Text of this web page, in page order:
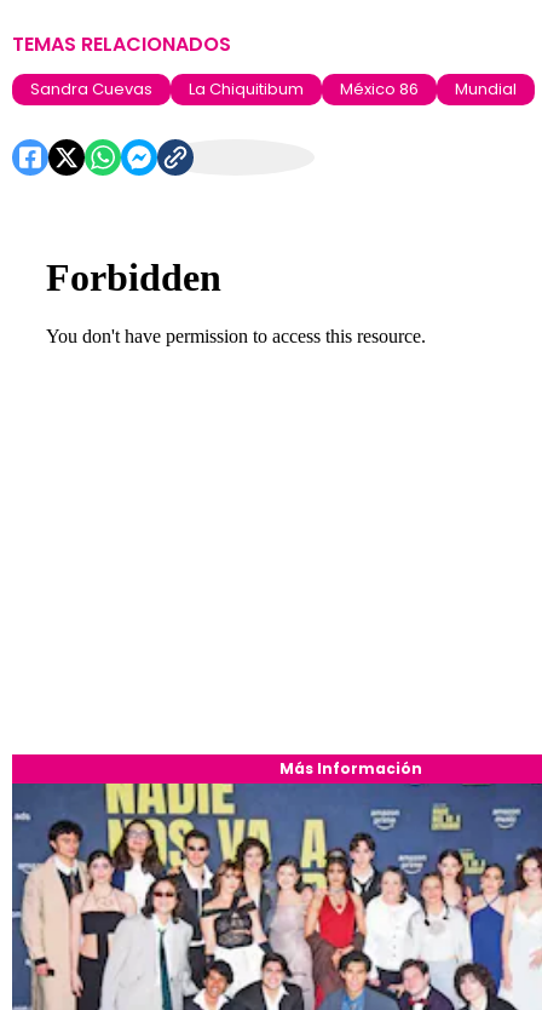
Más Información
TEMAS RELACIONADOS
Sandra Cuevas La Chiquitibum México 86 Mundial